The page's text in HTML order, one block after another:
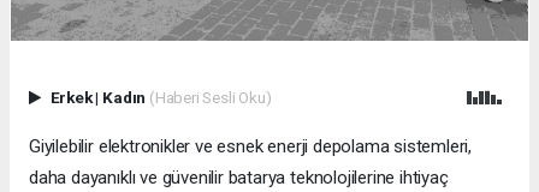
Erkek| Kadın (Haberi Sesli Oku)
Giyilebilir elektronikler ve esnek enerji depolama sistemleri,
daha dayanıklı ve güvenilir batarya teknolojilerine ihtiyaç